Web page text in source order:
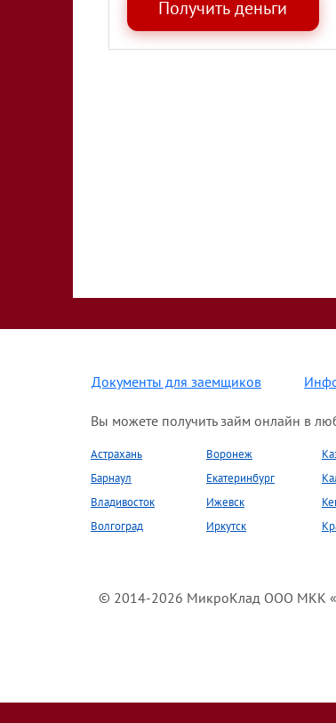
Документы для заемщиков
Вы можете получить займ онлайн в
Астрахань
Барнаул
Владивосток
Волгоград
Воронеж
Екатеринбург
Ижевск
Иркутск
© 2014-2026 МикроКлад ООО МКК